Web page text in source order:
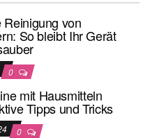
Reinigung von
So bleibt Ihr Gerät
0
mit Hausmitteln
Tipps und Tricks
0